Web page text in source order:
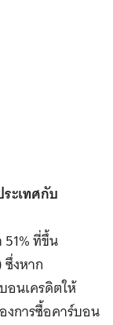
ะเทศกับ
51% ที่ขึ้น
งหาก
อนเครดิตให้
งการซื้อคาร์บอน